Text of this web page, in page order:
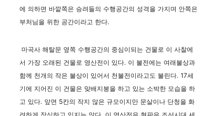
에 의하면 바깥쪽은 승려들의 수행공간의 성격을 가지며 안쪽은
부처님을 위한 공간이라고 한다.
마곡사 해탈문 옆쪽 수행공간의 중심이되는 건물로 이 사찰에
서 가장 오래된 건물로 영산전이 있다. 이 불전에는 여래불상과
함께 천개의 작은 불상이 있어서 천불전이라고도 불린다. 17세
기에 지어진 이 건물은 맞배지붕을 하고 있는 소박한 모습을 하
고 있다. 앞면 5칸의 작지 않은 규모이지만 문살이나 단청을 화